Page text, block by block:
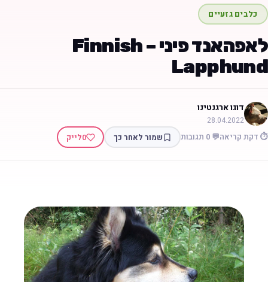
כלבים גזעיים
לאפהאנד פיני – Finnish
Lapphund
דוגו ארגנטינו
28.04.2022
⏱️ דקת קריאה💬 0 תגובות שמור לאחר כך 0לייק